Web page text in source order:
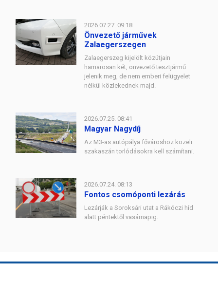
2026.07.27. 09:18
Önvezető járművek
Zalaegerszegen
Zalaegerszeg kijelölt közútjain
hamarosan két, önvezető tesztjármű
jelenik meg, de nem emberi felügyelet
nélkül közlekednek majd.
2026.07.25. 08:41
Magyar Nagydíj
Az M3-as autópálya fővároshoz közeli
szakaszán torlódásokra kell számítani.
2026.07.24. 08:13
Fontos csomóponti lezárás
Lezárják a Soroksári utat a Rákóczi híd
alatt péntektől vasárnapig.